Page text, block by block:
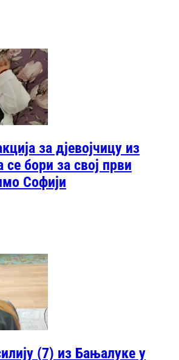
за дјевојчицу из
се бори за свој први
Софији
(7) из Бањалуке у